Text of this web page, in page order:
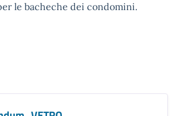
le bacheche dei condomini.